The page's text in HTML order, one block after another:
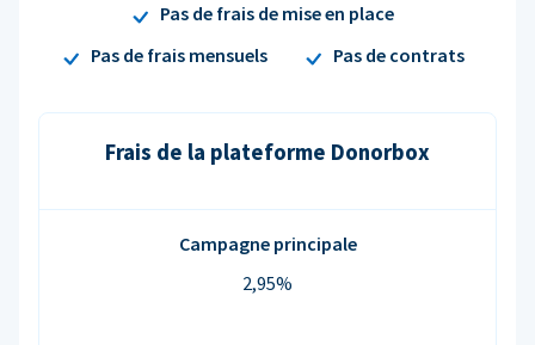
Pas de frais de mise en place
Pas de frais mensuels
Pas de contrats
Frais de la plateforme Donorbox
Campagne principale
2,95%